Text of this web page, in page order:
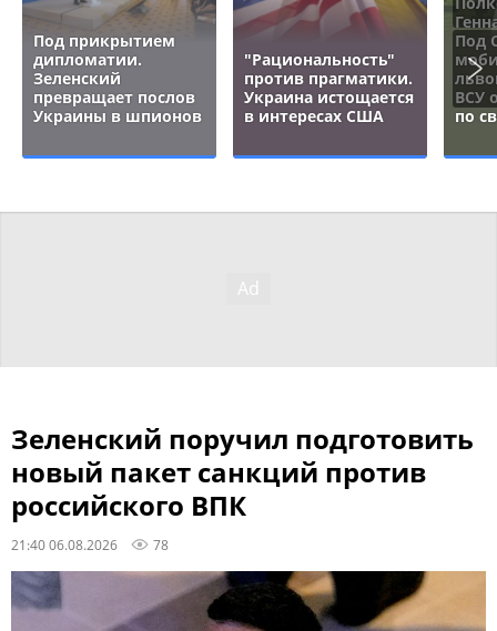
Под прикрытием
дипломатии.
Зеленский
превращает послов
Украины в шпионов
"Рациональность"
против прагматики.
Украина истощается
в интересах США
Под
ВСУ
по
Зеленский поручил подготовить
новый пакет санкций против
российского ВПК
21:40 06.08.2026 78